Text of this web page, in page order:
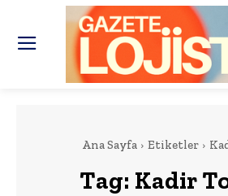
Ana Sayfa Etiketler
Tag: Kadir